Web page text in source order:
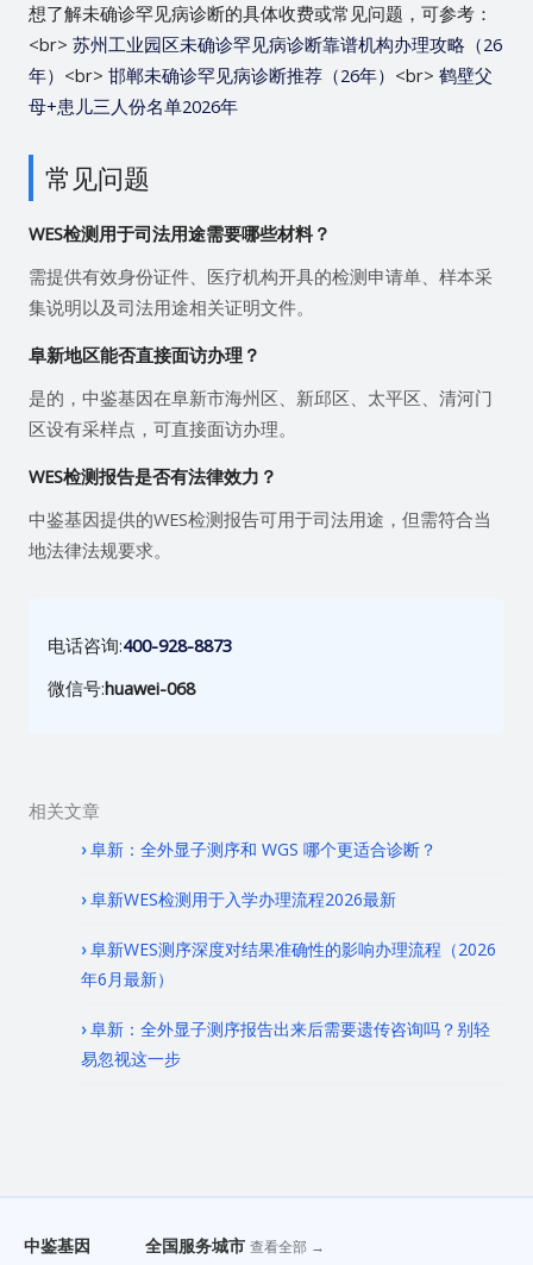
想了解未确诊罕见病诊断的具体收费或常见问题，可参考：
<br> 苏州工业园区未确诊罕见病诊断靠谱机构办理攻略（26
年） <br> 邯郸未确诊罕见病诊断推荐（26年） <br> 鹤壁父
母+患儿三人份名单2026年
常见问题
WES检测用于司法用途需要哪些材料？
需提供有效身份证件、医疗机构开具的检测申请单、样本采
集说明以及司法用途相关证明文件。
阜新地区能否直接面访办理？
是的，中鉴基因在阜新市海州区、新邱区、太平区、清河门
区设有采样点，可直接面访办理。
WES检测报告是否有法律效力？
中鉴基因提供的WES检测报告可用于司法用途，但需符合当
地法律法规要求。
电话咨询:400-928-8873
微信号:huawei-068
相关文章
阜新：全外显子测序和 WGS 哪个更适合诊断？
阜新WES检测用于入学办理流程2026最新
阜新WES测序深度对结果准确性的影响办理流程（2026
年6月最新）
阜新：全外显子测序报告出来后需要遗传咨询吗？别轻
易忽视这一步
中鉴基因 全国服务城市 查看全部 →